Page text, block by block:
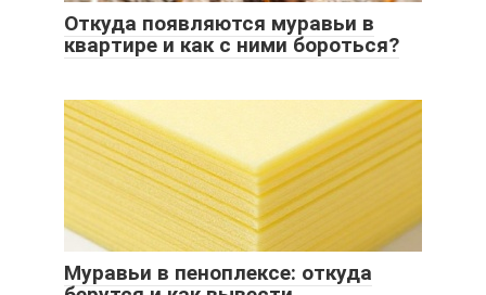
Откуда появляются муравьи в
квартире и как с ними бороться?
Муравьи в пеноплексе: откуда